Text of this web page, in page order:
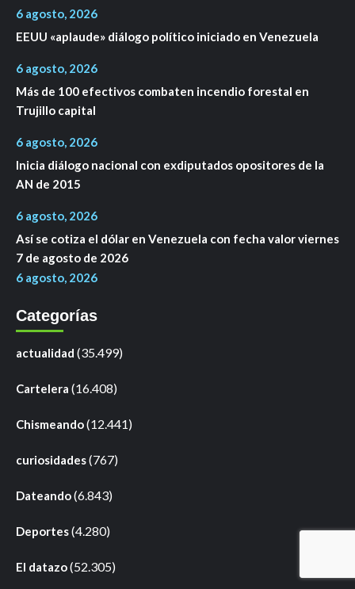
6 agosto, 2026
EEUU «aplaude» diálogo político iniciado en Venezuela
6 agosto, 2026
Más de 100 efectivos combaten incendio forestal en
Trujillo capital
6 agosto, 2026
Inicia diálogo nacional con exdiputados opositores de la
AN de 2015
6 agosto, 2026
Así se cotiza el dólar en Venezuela con fecha valor viernes
7 de agosto de 2026
6 agosto, 2026
Categorías
actualidad (35.499)
Cartelera (16.408)
Chismeando(12.441)
curiosidades(767)
Dateando(6.843)
Deportes(4.280)
El datazo(52.305)